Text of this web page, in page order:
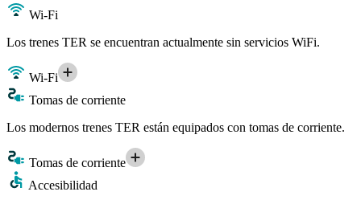
Wi-Fi
Los trenes TER se encuentran actualmente sin servicios WiFi.
Wi-Fi
Tomas de corriente
Los modernos trenes TER están equipados con tomas de corriente.
Tomas de corriente
Accesibilidad